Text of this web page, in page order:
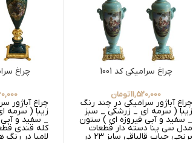
چراغ سرامیکی کد 1001
11,520,000تومان
چراغ آباژور سرامیکی در چند رنگ
زیبا ( سرمه ای _ زرشکی _ سبز
_ سفید و آبی فیروزه ای ) ستون
مدل سی ینا دسته دار قطعات
برنجی حباب قالپاقی سایز 23 در
چراغ
چراغ آباژور
زیبا ( سرمه
_ سفید و
کله قندی
لامپا در